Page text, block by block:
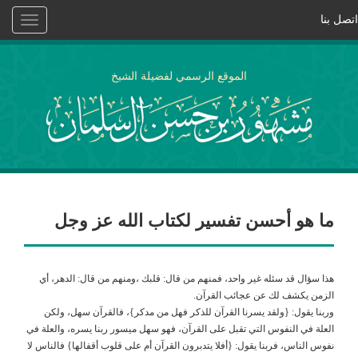
Toggle
اتصل بنا
الموقع الرسمي لفضيلة الشيخ
ما هو أحسن تفسير لكتاب الله عز وجل
هذا سؤال قد سئله غير واحد، فمنهم من قال: قلبك ،ومنهم من قال: الدهر، أي
الزمن يكشف لك عن عجائب القرآن.
وربنا يقول: {ولقد يسرنا القرآن للذكر فهل من مدكر}، فالقرآن سهل، ولكن
العلة في النفوس التي تقبل على القرآن، فهو سهل ميسور ربنا يسره، والعلة في
نفوس الناس، فربنا يقول: {أفلا يتدبرون القرآن أم على قلوب أقفالها} فالناس لا